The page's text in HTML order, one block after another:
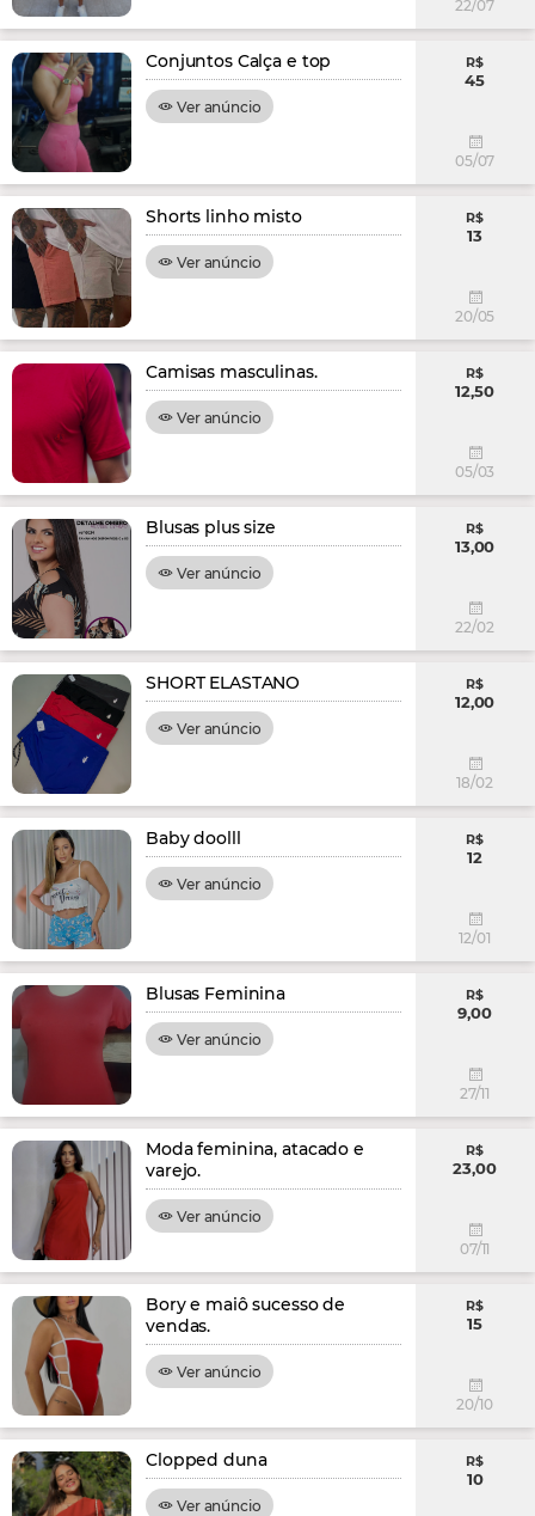
22/07
Conjuntos Calça e top
Ver anúncio
R$
45
05/07
Shorts linho misto
Ver anúncio
R$
13
20/05
Camisas masculinas.
Ver anúncio
R$
12,50
05/03
Blusas plus size
Ver anúncio
R$
13,00
22/02
SHORT ELASTANO
Ver anúncio
R$
12,00
18/02
Baby doolll
Ver anúncio
R$
12
12/01
Blusas Feminina
Ver anúncio
R$
9,00
27/11
Moda feminina, atacado e
varejo.
Ver anúncio
R$
23,00
07/11
Bory e maiô sucesso de
vendas.
Ver anúncio
R$
15
20/10
Clopped duna
Ver anúncio
R$
10